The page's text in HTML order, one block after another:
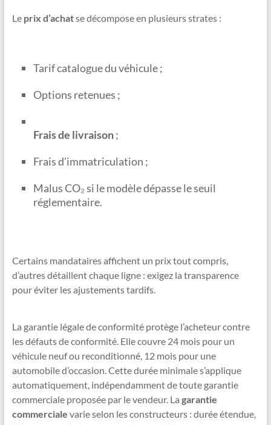
Le prix d’achatse décompose en plusieurs strates :
Tarif catalogue du véhicule ;
Options retenues ;
Frais de livraison;
Frais d’immatriculation ;
Malus CO₂ si le modèle dépasse le seuil
réglementaire.
Certains mandataires affichent un prix tout compris,
d’autres détaillent chaque ligne : exigez la transparence
pour éviter les ajustements tardifs.
La garantie légale de conformité protège l’acheteur contre
les défauts de conformité. Elle couvre 24 mois pour un
véhicule neuf ou reconditionné, 12 mois pour une
automobile d’occasion. Cette durée minimale s’applique
automatiquement, indépendamment de toute garantie
commerciale proposée par le vendeur. La garantie
commerciale varie selon les constructeurs : durée étendue,